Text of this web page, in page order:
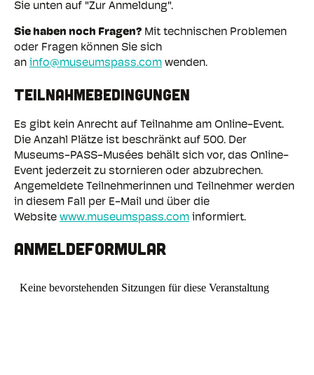
Sie unten auf "Zur Anmeldung".
Sie haben noch Fragen? Mit technischen Problemen
oder Fragen können Sie sich
an info@museumspass.com wenden.
TEILNAHMEBEDINGUNGEN
Es gibt kein Anrecht auf Teilnahme am Online-Event.
Die Anzahl Plätze ist beschränkt auf 500. Der
Museums-PASS-Musées behält sich vor, das Online-
Event jederzeit zu stornieren oder abzubrechen.
Angemeldete Teilnehmerinnen und Teilnehmer werden
in diesem Fall per E-Mail und über die
Website www.museumspass.com informiert.
ANMELDEFORMULAR